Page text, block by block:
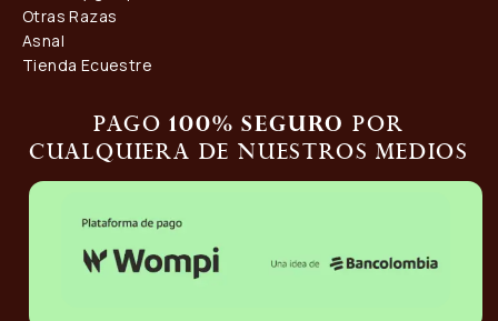
Otras Razas
Asnal
Tienda Ecuestre
Pago100% seguropor
cualquiera de nuestros medios